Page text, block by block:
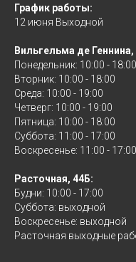
График работы:
12 июня Выходной
Вильгельма де Геннина,
Понедельник: 10:00 - 18:00
Вторник: 10:00 - 18:00
Среда: 10:00 - 19:00
Четверг: 10:00 - 19:00
Пятница: 10:00 - 18:00
Суббота: 11:00 - 17:00
Воскресенье: 11:00 - 17:00
Расточная, 44Б:
Будни: 10:00 - 17:00
Суббота: выходной
Воскресенье: выходной
Расточная выходные